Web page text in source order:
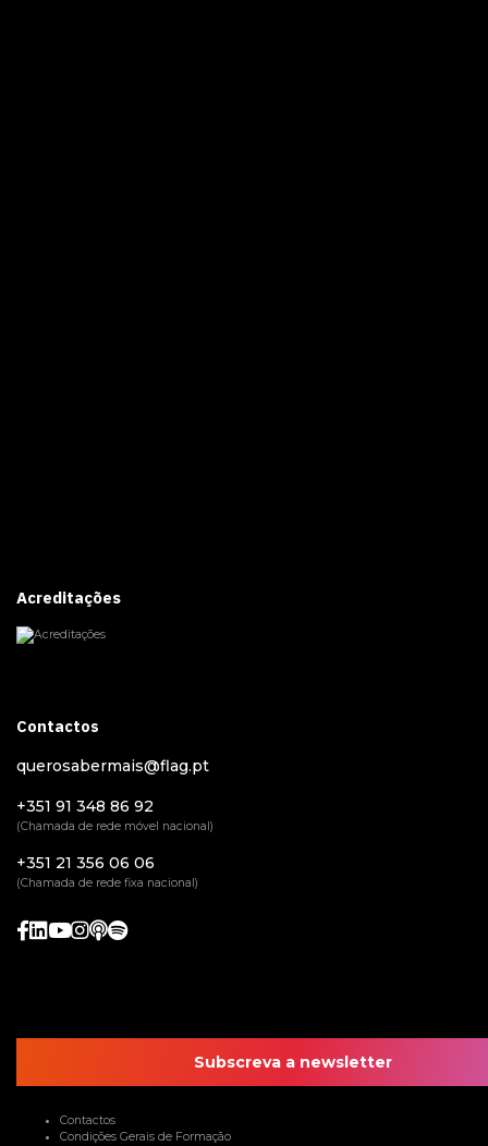
Acreditações
Contactos
querosabermais@flag.pt
+351 91 348 86 92
(Chamada de rede móvel nacional)
+351 21 356 06 06
(Chamada de rede fixa nacional)
Subscreva a newsletter
Contactos
Condições Gerais de Formação